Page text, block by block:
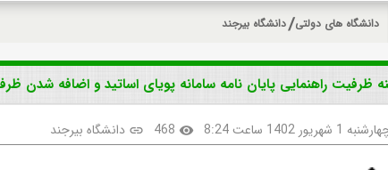
دانشگاه های دولتی دانشگاه بیرجند
ظرفیت راهنمایی پایان نامه سامانه پویای اساتید و اضافه شدن
1 شهریور 1402 ساعت 8:24 visibility
468
link دانشگاه بیرجند